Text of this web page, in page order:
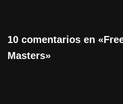
10 comentarios en
Masters»